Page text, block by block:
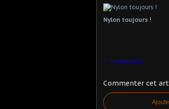
Nylon toujours !
Finalement
Commenter cet